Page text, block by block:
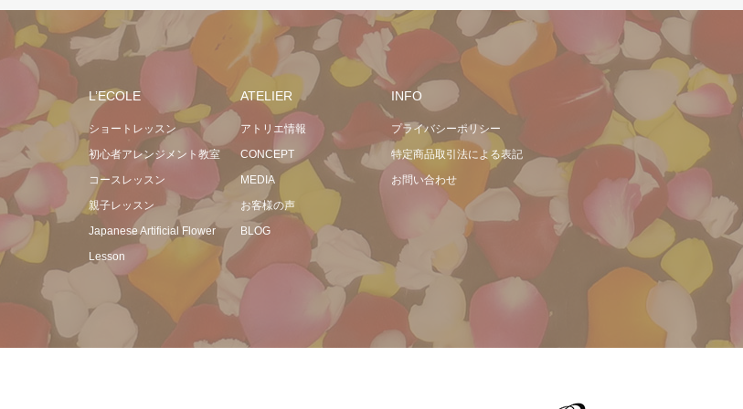
L’ECOLE
ショートレッスン
初心者アレンジメント教室
コースレッスン
親子レッスン
Japanese Artificial Flower
Lesson
ATELIER
アトリエ情報
CONCEPT
MEDIA
お客様の声
BLOG
INFO
プライバシーポリシー
特定商品取引法による表記
お問い合わせ